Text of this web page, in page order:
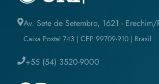
Av. Sete de Setembro, 1621 - Erechim/
Caixa Postal 743 | CEP 99709-910 | Brasil
+55 (54) 3520-9000